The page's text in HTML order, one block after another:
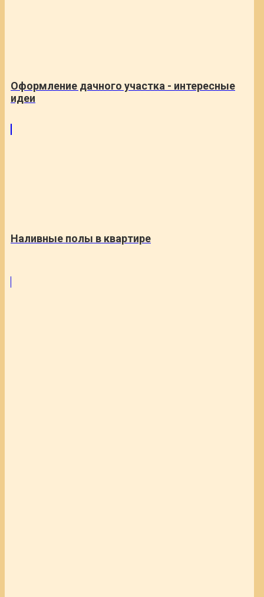
Оформление дачного участка - интересные
идеи
Наливные полы в квартире